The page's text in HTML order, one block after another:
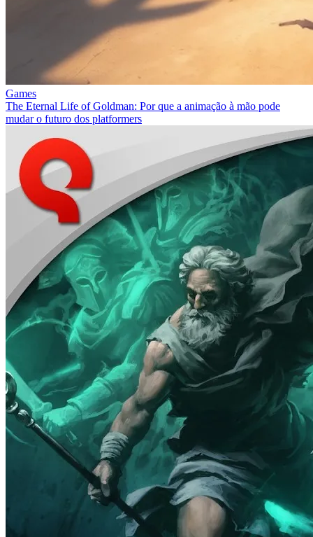
Games
The Eternal Life of Goldman: Por que a animação à mão pode
mudar o futuro dos platformers